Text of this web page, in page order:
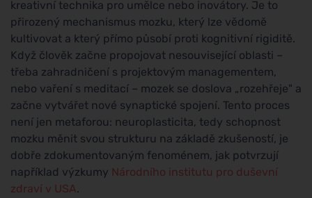
kreativní technika pro umělce nebo inovátory. Je to
přirozený mechanismus mozku, který lze vědomě
kultivovat a který přímo působí proti kognitivní rigiditě.
Když člověk začne propojovat nesouvisející oblasti –
třeba zahradničení s projektovým managementem,
nebo vaření s meditací – mozek se doslova „rozehřeje" a
začne vytvářet nové synaptické spojení. Tento proces
není jen metaforou: neuroplasticita, tedy schopnost
mozku měnit svou strukturu na základě zkušeností, je
dobře zdokumentovaným fenoménem, jak potvrzují
například výzkumy Národního institutu pro duševní
zdraví v USA.